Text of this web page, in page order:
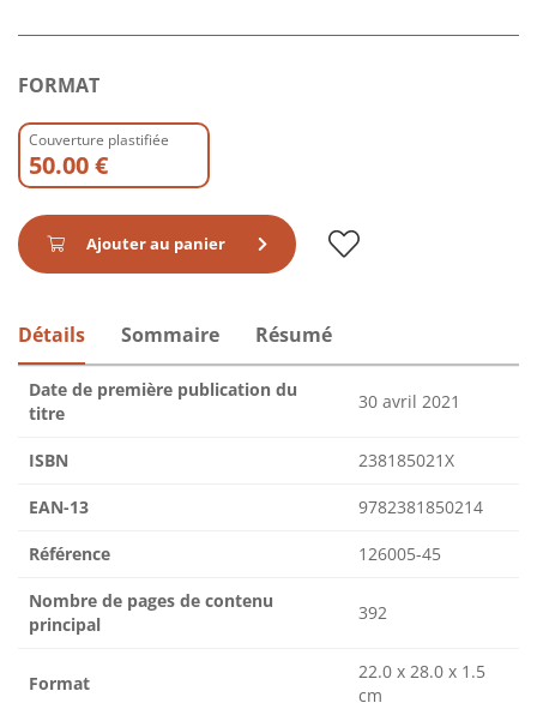
FORMAT
Couverture plastifiée
50.00 €
Ajouter au panier
Détails Sommaire Résumé
Date de première publication du
titre
30 avril 2021
ISBN 238185021X
EAN-13 9782381850214
Référence 126005-45
Nombre de pages de contenu
principal
392
Format
22.0 x 28.0 x 1.5
cm